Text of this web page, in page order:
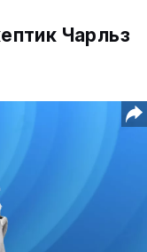
Чарльз